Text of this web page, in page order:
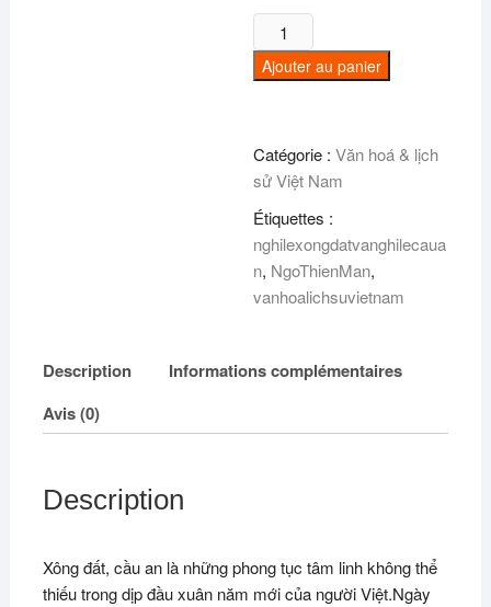
quantité
de
Nghi
đất
và
nghi
cầu
an
Ajouter au panier
Catégorie :Văn hoá & lịch
sử Việt Nam
Étiquettes :
nghilexongdatvanghilecaua
n, NgoThienMan,
vanhoalichsuvietnam
Description
Informations complémentaires
Avis (0)
Description
Xông đất, cầu an là những phong tục tâm linh không thể
thiếu trong dịp đầu xuân năm mới của người Việt.Ngày